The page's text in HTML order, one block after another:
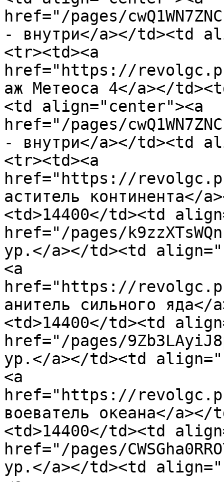
href="/pages/
- внутри</a></td><td
<tr><td><a
href="https://
аж Метеоса 4</a></
<td align="center"><a
href="/pages/
- внутри</a></td><td
<tr><td><a
href="https://
аститель континента</
<td>14400</td><td
href="/pages/
ур.</a></td><td
<a
href="https://
анитель сильного
<td>14400</td><td
href="/pages/
ур.</a></td><td
<a
href="https://
воеватель океана</
<td>14400</td><td
href="/pages/
ур.</a></td><td